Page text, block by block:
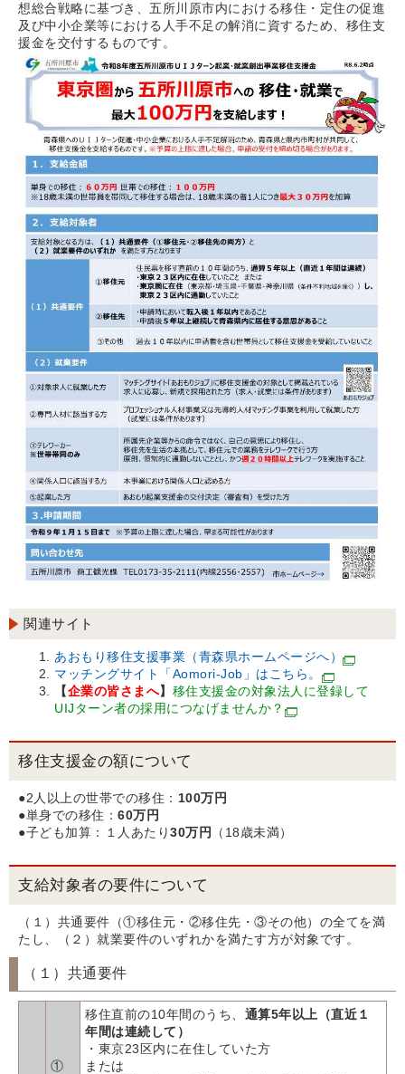
想総合戦略に基づき、五所川原市内における移住・定住の促進
及び中小企業等における人手不足の解消に資するため、移住支
援金を交付するものです。
関連サイト
あおもり移住支援事業（青森県ホームページへ）
マッチングサイト「Aomori-Job」はこちら。
【企業の皆さまへ】 移住支援金の対象法人に登録して
UIJターン者の採用につなげませんか？
移住支援金の額について
●2人以上の世帯での移住： 100万円
●単身での移住： 60万円
●子ども加算：１人あたり30万円 （18歳未満）
支給対象者の要件について
（１）共通要件（①移住元・②移住先・③その他）の全てを満
たし、（２）就業要件のいずれかを満たす方が対象です。
（１）共通要件
①
移住直前の10年間のうち、 通算5年以上（直近１
年間は連続して）
・東京23区内に在住していた方
または